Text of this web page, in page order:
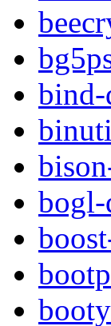
bind-
bogl-